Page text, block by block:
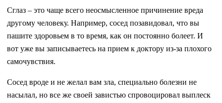
Сглаз – это чаще всего неосмысленное причинение вреда
другому человеку. Например, сосед позавидовал, что вы
пашите здоровьем в то время, как он постоянно болеет. И
вот уже вы записываетесь на прием к доктору из-за плохого
самочувствия.
Сосед вроде и не желал вам зла, специально болезни не
насылал, но все же своей завистью спровоцировал выплеск